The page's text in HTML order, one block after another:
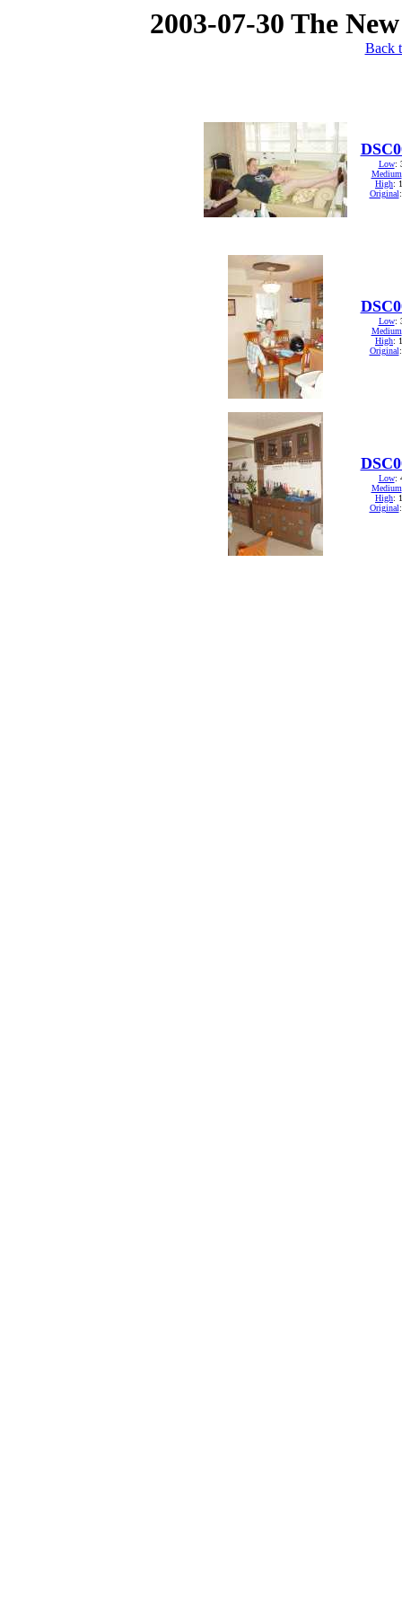
2003-07-30 The
Back
Low:
Medium
High:
Original
Low:
Medium
High:
Original
Low:
Medium
High:
Original